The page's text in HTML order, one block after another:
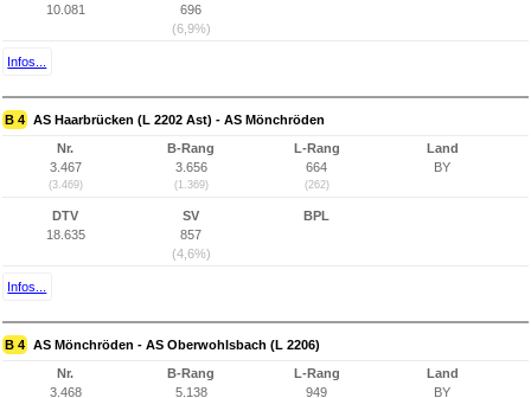
10.081
696
(6,9%)
Infos...
B 4 AS Haarbrücken (L 2202 Ast) - AS Mönchröden
Nr.
3.467
(3.469)
B-Rang
3.656
(1.369)
L-Rang
664
(262)
Land
BY
DTV
18.635
SV
857
(4,6%)
BPL
Infos...
B 4 AS Mönchröden - AS Oberwohlsbach (L 2206)
Nr.
3.468
B-Rang
5.138
L-Rang
949
Land
BY